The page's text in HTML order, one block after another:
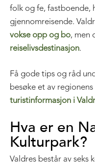
folk og fe, fastboende,
gjennomreisende.
vokse opp og bo, men
reiselivsdestinasjon.
Få gode tips og råd
besøke et av
turistinformasjon i
Hva er en
Kulturpark?
Valdres består av seks